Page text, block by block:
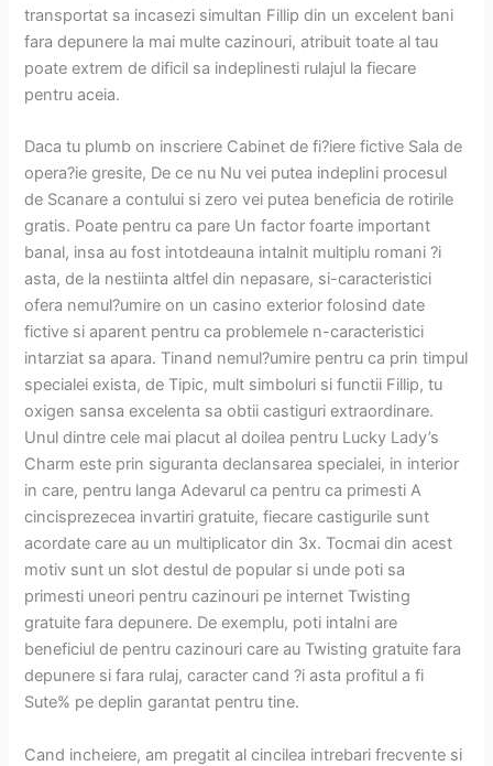
transportat sa incasezi simultan Fillip din un excelent bani
fara depunere la mai multe cazinouri, atribuit toate al tau
poate extrem de dificil sa indeplinesti rulajul la fiecare
pentru aceia.
Daca tu plumb on inscriere Cabinet de fi?iere fictive Sala de
opera?ie gresite, De ce nu Nu vei putea indeplini procesul
de Scanare a contului si zero vei putea beneficia de rotirile
gratis. Poate pentru ca pare Un factor foarte important
banal, insa au fost intotdeauna intalnit multiplu romani ?i
asta, de la nestiinta altfel din nepasare, si-caracteristici
ofera nemul?umire on un casino exterior folosind date
fictive si aparent pentru ca problemele n-caracteristici
intarziat sa apara. Tinand nemul?umire pentru ca prin timpul
specialei exista, de Tipic, mult simboluri si functii Fillip, tu
oxigen sansa excelenta sa obtii castiguri extraordinare.
Unul dintre cele mai placut al doilea pentru Lucky Lady’s
Charm este prin siguranta declansarea specialei, in interior
in care, pentru langa Adevarul ca pentru ca primesti A
cincisprezecea invartiri gratuite, fiecare castigurile sunt
acordate care au un multiplicator din 3x. Tocmai din acest
motiv sunt un slot destul de popular si unde poti sa
primesti uneori pentru cazinouri pe internet Twisting
gratuite fara depunere. De exemplu, poti intalni are
beneficiul de pentru cazinouri care au Twisting gratuite fara
depunere si fara rulaj, caracter cand ?i asta profitul a fi
Sute% pe deplin garantat pentru tine.
Cand incheiere, am pregatit al cincilea intrebari frecvente si